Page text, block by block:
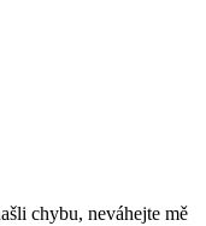
chybu, neváhejte mě